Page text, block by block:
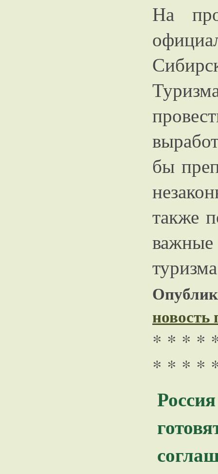
На
бы
также
* * * *
* * * *